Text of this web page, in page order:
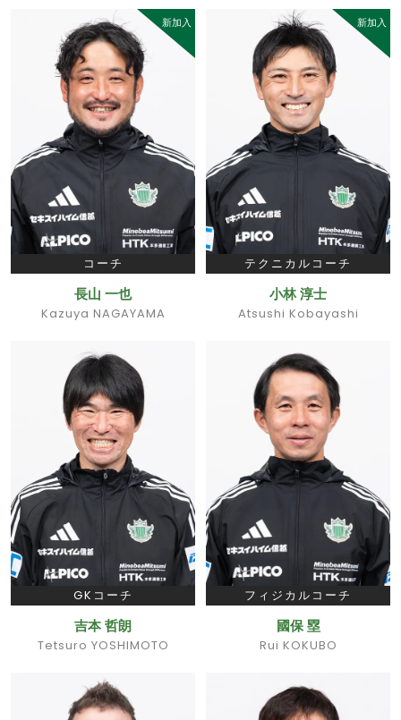
新加入
コーチ
長山 一也
Kazuya NAGAYAMA
新加入
テクニカルコーチ
小林 淳士
Atsushi Kobayashi
GKコーチ
吉本 哲朗
Tetsuro YOSHIMOTO
フィジカルコーチ
國保 塁
Rui KOKUBO